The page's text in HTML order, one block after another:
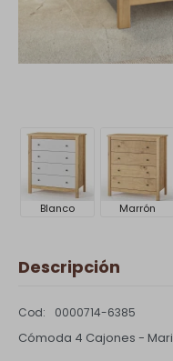
Blanco Marrón
Descripción
0000714-6385
Cómoda 4 Cajones - Mari